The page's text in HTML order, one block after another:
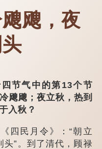
飕，夜
节气中的第13个节
飕飕；夜立秋，热到
入秋？
民月令》：“朝立
”。到了清代，顾禄